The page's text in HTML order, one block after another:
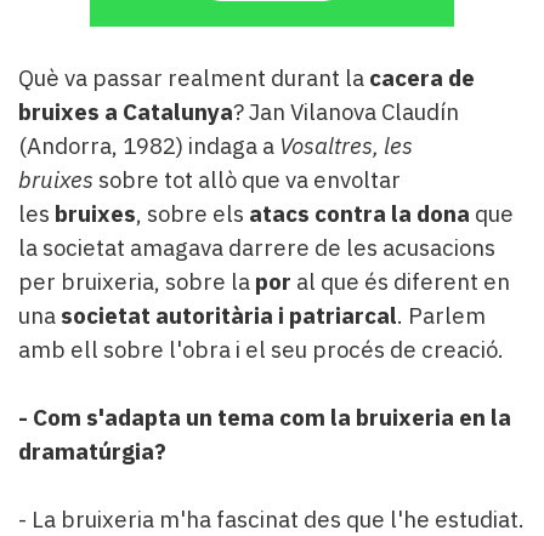
Què va passar realment durant la cacera de
bruixes a Catalunya? Jan Vilanova Claudín
(Andorra, 1982) indaga a Vosaltres, les
bruixes sobre tot allò que va envoltar
les bruixes, sobre els atacs contra la dona que
la societat amagava darrere de les acusacions
per bruixeria, sobre la por al que és diferent en
una societat autoritària i patriarcal. Parlem
amb ell sobre l'obra i el seu procés de creació.
- Com s'adapta un tema com la bruixeria en la
dramatúrgia?
- La bruixeria m'ha fascinat des que l'he estudiat.